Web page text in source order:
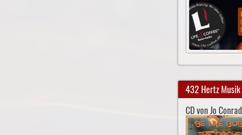
432 Hertz Musik
CD von Jo Conrad